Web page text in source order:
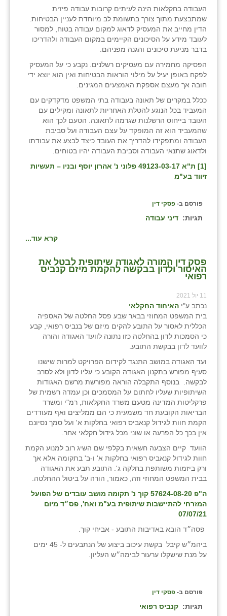
העבודה בחקלאות הינה לעיתים קרובות עבודה פיזית
שמתבצעת מתוך צורך בתשומת לב מיוחדת לעניין הבטיחות.
הדין מחייב את המעסיק לדאוג למקום עבודה בטוח, למסור
לעובד מידע על הסיכונים הקיימים במקום העבודה ולהדריכו
בדבר מניעת סיכונים והגנה מפניהם.
הפסיקה מחמירה עם מעסיקים רשלנים. נקבע כי על המעסיק
לפקח באופן יעיל על מילוי הוראות הבטיחות ואין הוא יוצא ידי
חובה אך מעצם אספקת האמצעים המגינים.
ככלל במקרים של תאונה בעבודה בתי המשפט מדקדקים עם
המעביד בכל הנוגע להטלת האחריות לתאונה ומקילים עם
העובד בייחוס הרשלנות שגרמה לתאונה. הטעם לכך הוא
שהמעביד הוא זה המופקד על עצם העבודה ועל סביבת
העבודה ומתפקידו להדריך את העובד כיצד לבצע את עבודתו
ולדאוג שתנאי העבודה וסביבת העבודה יהיו בטוחים.
[1]
ת"א 49123-03-17 פלוני נ' אהרון יוסף ובניו – תעשיות
זיווד בע"מ
פורסם ב- פסקי דין
תגיות: דיני עבודה
קרא עוד...
פסק דין המורה לאגודה שיתופית לבטל את
האיסור ולדון בבקשה להקמת מיזם קנביס
רפואי
11 יול 2021
נכתב ע"י האיחוד החקלאי
בית המשפט המחוזי בבאר שבע פסל החלטה של האספיה
הכללית לאסור על התובע להקים מיזם של בנביס רפואי, קבע
כי הסמכות לדון בהחלטה כזו נתונה לוועד האגודה והורה
לוועד לדון בבקשת התובע.
ועד האגודה במושב התנגד לקידום הפרויקט למרות שישנו
סעיף מפורש בתקנון האגודה הקובע כי עליו לדון ולא לסרב
לבקשה. בנוסף התקבלה הוראה מפורשת מרשם האגודות
השיתופיות שעליו לחתום על המסמכים וכן עמדה רשמית של
פרקליטות המדינה מטעם משרד החקלאות, רמ"י ומשרד
הבריאות הקובעת חד משמעית כי הם ממליצים ואף מעודדים
הקמת חוות לגידול קנאביס רפואי בחלקות א' ועל סמך נסיונם
אין בכך כל הפרעה או שוני מכל גידול חקלאי אחר.
הוועד קיים הצבעה חשאית בקלפי שם השיג רוב למנוע הקמת
חוות לגידול קנאביס רפואי בחלקות א' ו-ב' בתקומה אלא אך
ורק ביזמות משותפת בחלקה ג'. התובע תבע את האגודה
בבית המשפט המחוזי וזה, כאמור, הורה על ביטול ההחלטה.
ה"פ 57624-08-20 קוך נ' תקומה מושב עובדים של הפועל
המזרחי להתיישבות שיתופית בע"מ ואח', פס״ד מיום
07/07/21
פסה״ד הובא באדיבות התובע - אביחי קוך.
ביהמ״ש קיבל בקשת עיכוב ביצוע של הנתבעים ל- 45 ימים
על מנת שישקלו ערעור לבימה״ש העליון.
פורסם ב- פסקי דין
תגיות: קנביס רפואי